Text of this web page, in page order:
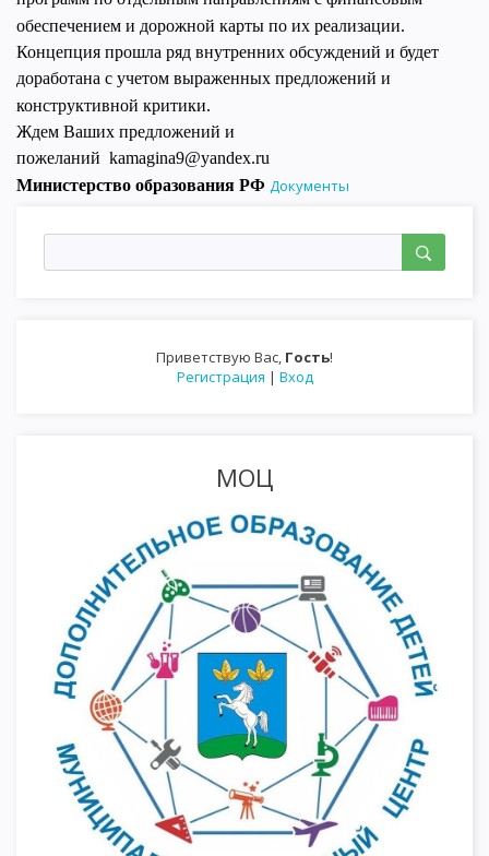
Приветствую Вас Гость!
Регистрация | Вход
МОЦ
обеспечением и дорожной карты по их реализации.
Концепция прошла ряд внутренних обсуждений и будет
доработана с учетом выраженных предложений и
конструктивной критики.
Ждем Ваших предложений и
пожеланий kamagina9@yandex.ru
Министерство образования РФ Документы